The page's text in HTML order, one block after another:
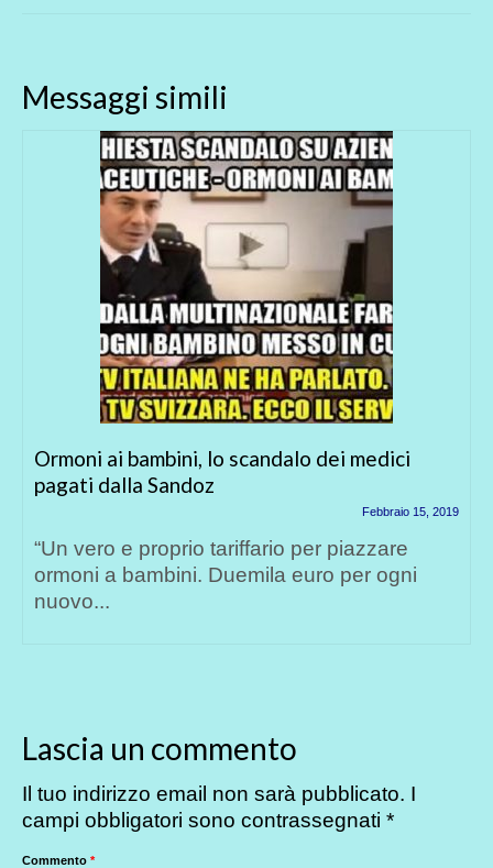
Messaggi simili
Ormoni ai bambini, lo scandalo dei medici
pagati dalla Sandoz
Febbraio 15, 2019
“Un vero e proprio tariffario per piazzare
ormoni a bambini. Duemila euro per ogni
nuovo...
Lascia un commento
Il tuo indirizzo email non sarà pubblicato. I
campi obbligatori sono contrassegnati *
Commento *